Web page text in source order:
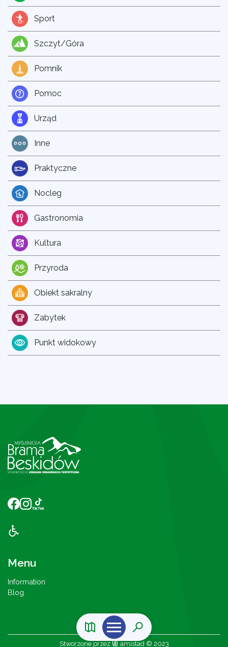
Sport
Szczyt/Góra
Pomnik
Pomoc
Urząd
Inne
Praktyczne
Nocleg
Gastronomia
Kultura
Przyroda
Obiekt sakralny
Zabytek
Punkt widokowy
Menu
Information
Blog
Stworzone przez amistad © 2023